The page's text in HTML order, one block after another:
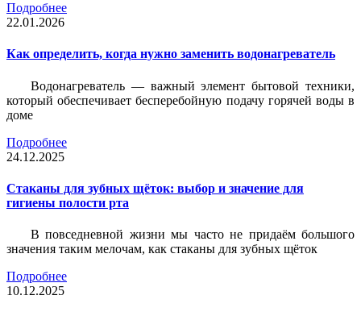
Подробнее
22.01.2026
Как определить, когда нужно заменить водонагреватель
Водонагреватель — важный элемент бытовой техники,
который обеспечивает бесперебойную подачу горячей воды в
доме
Подробнее
24.12.2025
Стаканы для зубных щёток: выбор и значение для
гигиены полости рта
В повседневной жизни мы часто не придаём большого
значения таким мелочам, как стаканы для зубных щёток
Подробнее
10.12.2025